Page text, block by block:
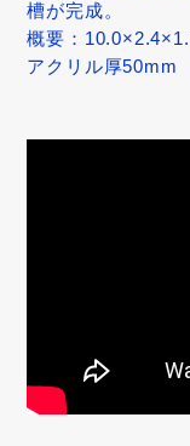
槽が完成。
概要：
アクリル厚50mm